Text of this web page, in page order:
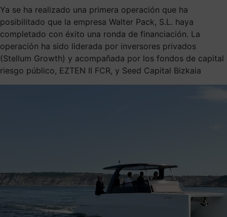
Ya se ha realizado una primera operación que ha
posibilitado que la empresa Walter Pack, S.L. haya
completado con éxito una ronda de financiación. La
operación ha sido liderada por inversores privados
(Stellum Growth) y acompañada por los fondos de capital
riesgo público, EZTEN II FCR, y Seed Capital Bizkaia